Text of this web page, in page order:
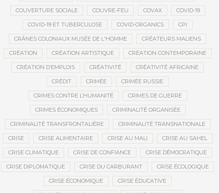
COUVERTURE SOCIALE COUVRE-FEU COVAX COVID-19
COVID-19 ET TUBERCULOSE COVID-ORGANICS CPI
CRÂNES COLONIAUX MUSÉE DE L'HOMME CRÉATEURS MALIENS
CRÉATION CRÉATION ARTISTIQUE CRÉATION CONTEMPORAINE
CRÉATION D’EMPLOIS CRÉATIVITÉ CRÉATIVITÉ AFRICAINE
CRÉDIT CRIMÉE CRIMÉE RUSSIE
CRIMES CONTRE L’HUMANITÉ CRIMES DE GUERRE
CRIMES ÉCONOMIQUES CRIMINALITÉ ORGANISÉE
CRIMINALITÉ TRANSFRONTALIÈRE CRIMINALITÉ TRANSNATIONALE
CRISE CRISE ALIMENTAIRE CRISE AU MALI CRISE AU SAHEL
CRISE CLIMATIQUE CRISE DE CONFIANCE CRISE DÉMOCRATIQUE
CRISE DIPLOMATIQUE CRISE DU CARBURANT CRISE ÉCOLOGIQUE
CRISE ÉCONOMIQUE CRISE ÉDUCATIVE